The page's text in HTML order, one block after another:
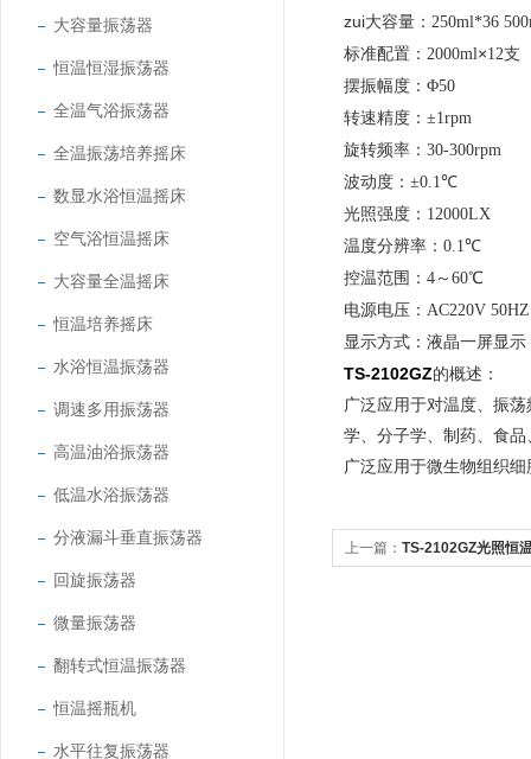
大容量振荡器
恒温恒湿振荡器
全温气浴振荡器
全温振荡培养摇床
数显水浴恒温摇床
空气浴恒温摇床
大容量全温摇床
恒温培养摇床
水浴恒温振荡器
调速多用振荡器
高温油浴振荡器
低温水浴振荡器
分液漏斗垂直振荡器
回旋振荡器
微量振荡器
翻转式恒温振荡器
恒温摇瓶机
水平往复振荡器
zui大容量： 250ml*36
标准配置： 2000ml×12支
摆振幅度： Φ50
转速精度： ±1rpm
旋转频率： 30-300rpm
波动度： ±0.1℃
光照强度： 12000LX
温度分辨率： 0.1℃
控温范围： 4～60℃
电源电压： AC220V 50HZ
显示方式： 液晶一屏显示
TS-2102GZ的概述：
广泛应用于对温度、振
学、分子学、制药、食
广泛应用于微生物组织
上一篇： TS-2102GZ光照恒